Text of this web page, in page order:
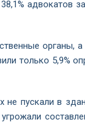
адвокатов
органы, а
только 5,9%
не пускали в